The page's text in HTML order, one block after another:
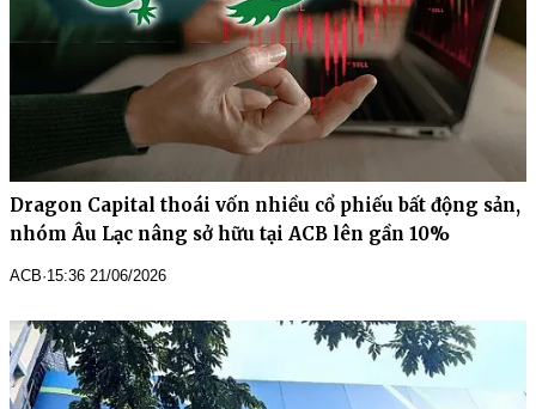
Dragon Capital thoái vốn nhiều cổ phiếu bất động sản,
nhóm Âu Lạc nâng sở hữu tại ACB lên gần 10%
ACB·15:36 21/06/2026